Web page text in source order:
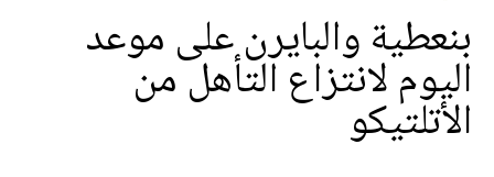
بنعطية والبايرن على موعد
اليوم لانتزاع التأهل من
الأتلتيكو